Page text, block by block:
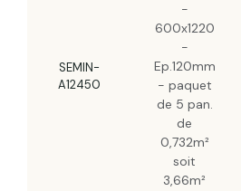
SEMIN-
A12450
-
600x1220
-
Ep.120mm
- paquet
de 5 pan.
de
0,732m²
soit
3,66m²